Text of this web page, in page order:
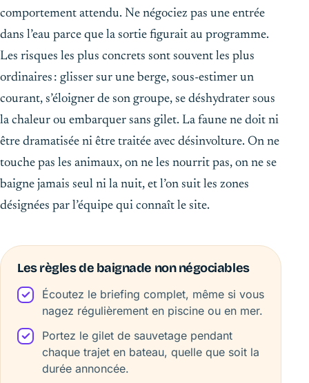
comportement attendu. Ne négociez pas une entrée
dans l’eau parce que la sortie figurait au programme.
Les risques les plus concrets sont souvent les plus
ordinaires : glisser sur une berge, sous-estimer un
courant, s’éloigner de son groupe, se déshydrater sous
la chaleur ou embarquer sans gilet. La faune ne doit ni
être dramatisée ni être traitée avec désinvolture. On ne
touche pas les animaux, on ne les nourrit pas, on ne se
baigne jamais seul ni la nuit, et l’on suit les zones
désignées par l’équipe qui connaît le site.
Les règles de baignade non négociables
Écoutez le briefing complet, même si vous
nagez régulièrement en piscine ou en mer.
Portez le gilet de sauvetage pendant
chaque trajet en bateau, quelle que soit la
durée annoncée.